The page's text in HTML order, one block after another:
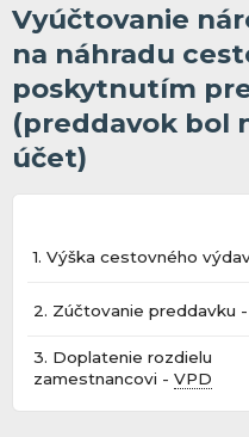
Vyúčtovanie
na náhradu
poskytnutím
(preddavok bol
účet)
1. Výška cestovného
2. Zúčtovanie preddavku -
3. Doplatenie rozdielu
zamestnancovi -VPD